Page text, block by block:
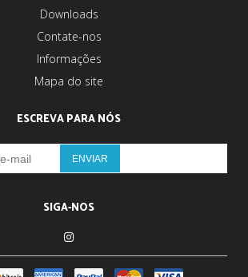
Downloads
Contate-nos
Informações
Mapa do site
ESCREVA PARA NÓS
SIGA-NOS